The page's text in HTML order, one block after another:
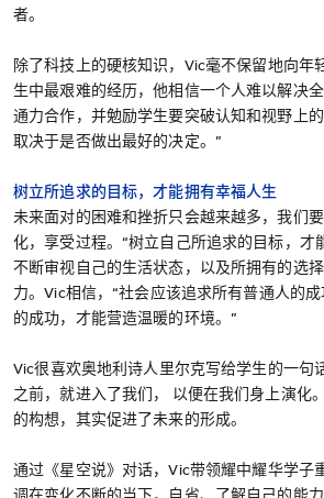
者。
除了科技上的硬核知识，Vic毫不保留地向年
生中最艰难的经历，他相信一个人难以解决
通力合作，并勉励学生要突破认知和视野上
取决于是否做出最好的决定。”
树立所追求的目标，才能拥有幸福人生
未来面对的困难和挫折只会越来越多，我们
化，享受过程。“树立自己所追求的目标，才
不断审视自己的生活状态，以及所拥有的选
力。Vic相信，“社会应该追求所有普通人的
的成功，才能营造温暖的环境。”
Vic很喜欢奥地利诗人里尔克写给学生的一句
之前，就进入了我们， 以便在我们身上演化
的构想，其实促进了未来的形成。
通过《星空说》对话，Vic带领耀中耀华学子